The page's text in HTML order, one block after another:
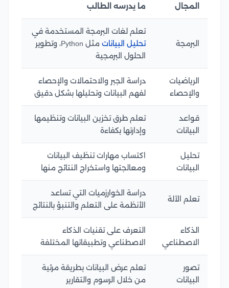
المجال ما يدرسه الطالب
البرمجة
تعلم لغات البرمجة المستخدمة في
تحليل البيانات
مثل Python، وتطوير
الحلول البرمجية
الرياضيات
والإحصاء
دراسة الجبر والاحتمالات والإحصاء
لفهم البيانات وتحليلها بشكل دقيق
قواعد
البيانات
تعلم طرق تخزين البيانات وتنظيمها
وإدارتها بكفاءة
تحليل
البيانات
اكتساب مهارات تنظيف البيانات
ومعالجتها واستخراج النتائج منها
تعلم الآلة
دراسة الخوارزميات التي تساعد
الأنظمة على التعلم والتنبؤ بالنتائج
الذكاء
الاصطناعي
التعرف على تقنيات الذكاء
الاصطناعي وتطبيقاتها المختلفة
تصور
البيانات
تعلم عرض البيانات بطريقة مرئية
من خلال الرسوم والتقارير